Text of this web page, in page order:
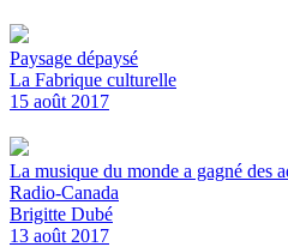
Paysage dépaysé
La Fabrique culturelle
15 août 2017
La musique du monde a gagné des
Radio-Canada
Brigitte Dubé
13 août 2017